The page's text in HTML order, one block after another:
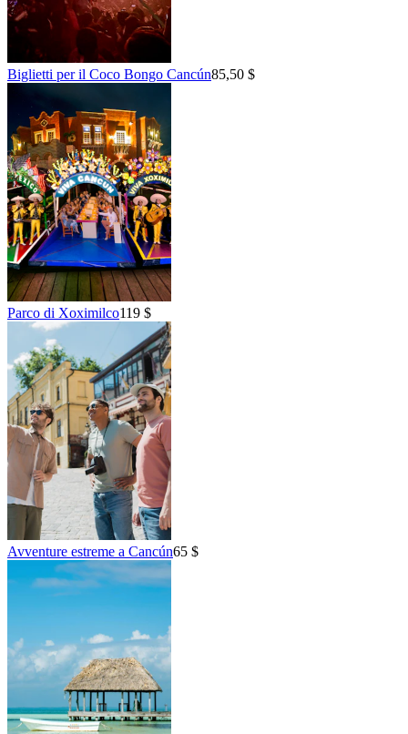
Biglietti per il Coco Bongo Cancún85,50 $
Parco di Xoximilco119 $
Avventure estreme a Cancún65 $